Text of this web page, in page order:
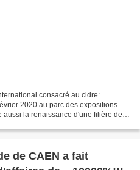
consacré au cidre:
2020 au parc des expositions.
la renaissance d'une filière de
de CAEN a fait